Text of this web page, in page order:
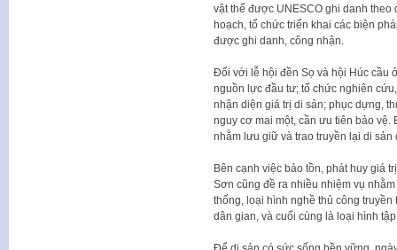
vật thể được UNESCO ghi danh
hoạch, tổ chức triển khai các biện
được ghi danh, công nhận.
Đối với lễ hội đền Sọ và hội Húc cầu
nguồn lực đầu tư; tổ chức nghiên
nhận diện giá trị di sản; phục dựng,
nguy cơ mai một, cần ưu tiên bảo vệ.
nhằm lưu giữ và trao truyền lại di sản
Bên cạnh việc bảo tồn, phát huy giá
Sơn cũng đề ra nhiều nhiệm vụ
thống, loại hình nghề thủ công
dân gian, và cuối cùng là loại hình